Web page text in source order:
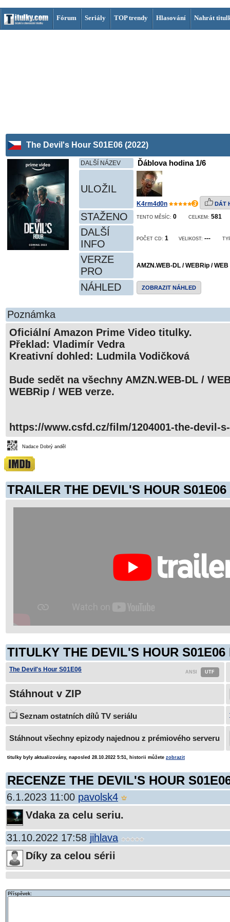
Fórum Seriály TOP trendy Hlasování Nahrát
The Devil's Hour S01E06 (2022)
DALŠÍ NÁZEV Ďáblova hodina 1/6
ULOŽIL
K4rm4d0n 3 DÁT
STAŽENO TENTO MĚSÍC: 0 CELKEM: 581
DALŠÍ
INFO
POČET CD: 1 VELIKOST: ---
VERZE
PRO
AMZN.WEB-DL / WEBRip / WEB
NÁHLED ZOBRAZIT NÁHLED
Poznámka
Oficiální Amazon Prime Video titulky.
Překlad: Vladimír Vedra
Kreativní dohled: Ludmila Vodičková
Bude sedět na všechny AMZN.WEB-DL /
WEBRip / WEB verze.
https://www.csfd.cz/film/1204001-the-devil-
Nadace Dobrý anděl
TRAILER THE DEVIL'S HOUR S01E06
TITULKY THE DEVIL'S HOUR S01E06
The Devil's Hour S01E06
Stáhnout v ZIP
Seznam ostatních dílů TV seriálu
Stáhnout všechny epizody najednou z prémiového serveru
titulky byly aktualizovány, naposled 28.10.2022 5:51, historii můžete zobrazit
RECENZE THE DEVIL'S HOUR
6.1.2023 11:00 pavolsk4
Vdaka za celu seriu.
31.10.2022 17:58 jihlava
Díky za celou sérii
Příspěvek: